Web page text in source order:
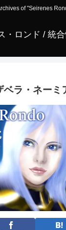
of "Seirenes
・ロンド / 統
ベラ・ネーミ